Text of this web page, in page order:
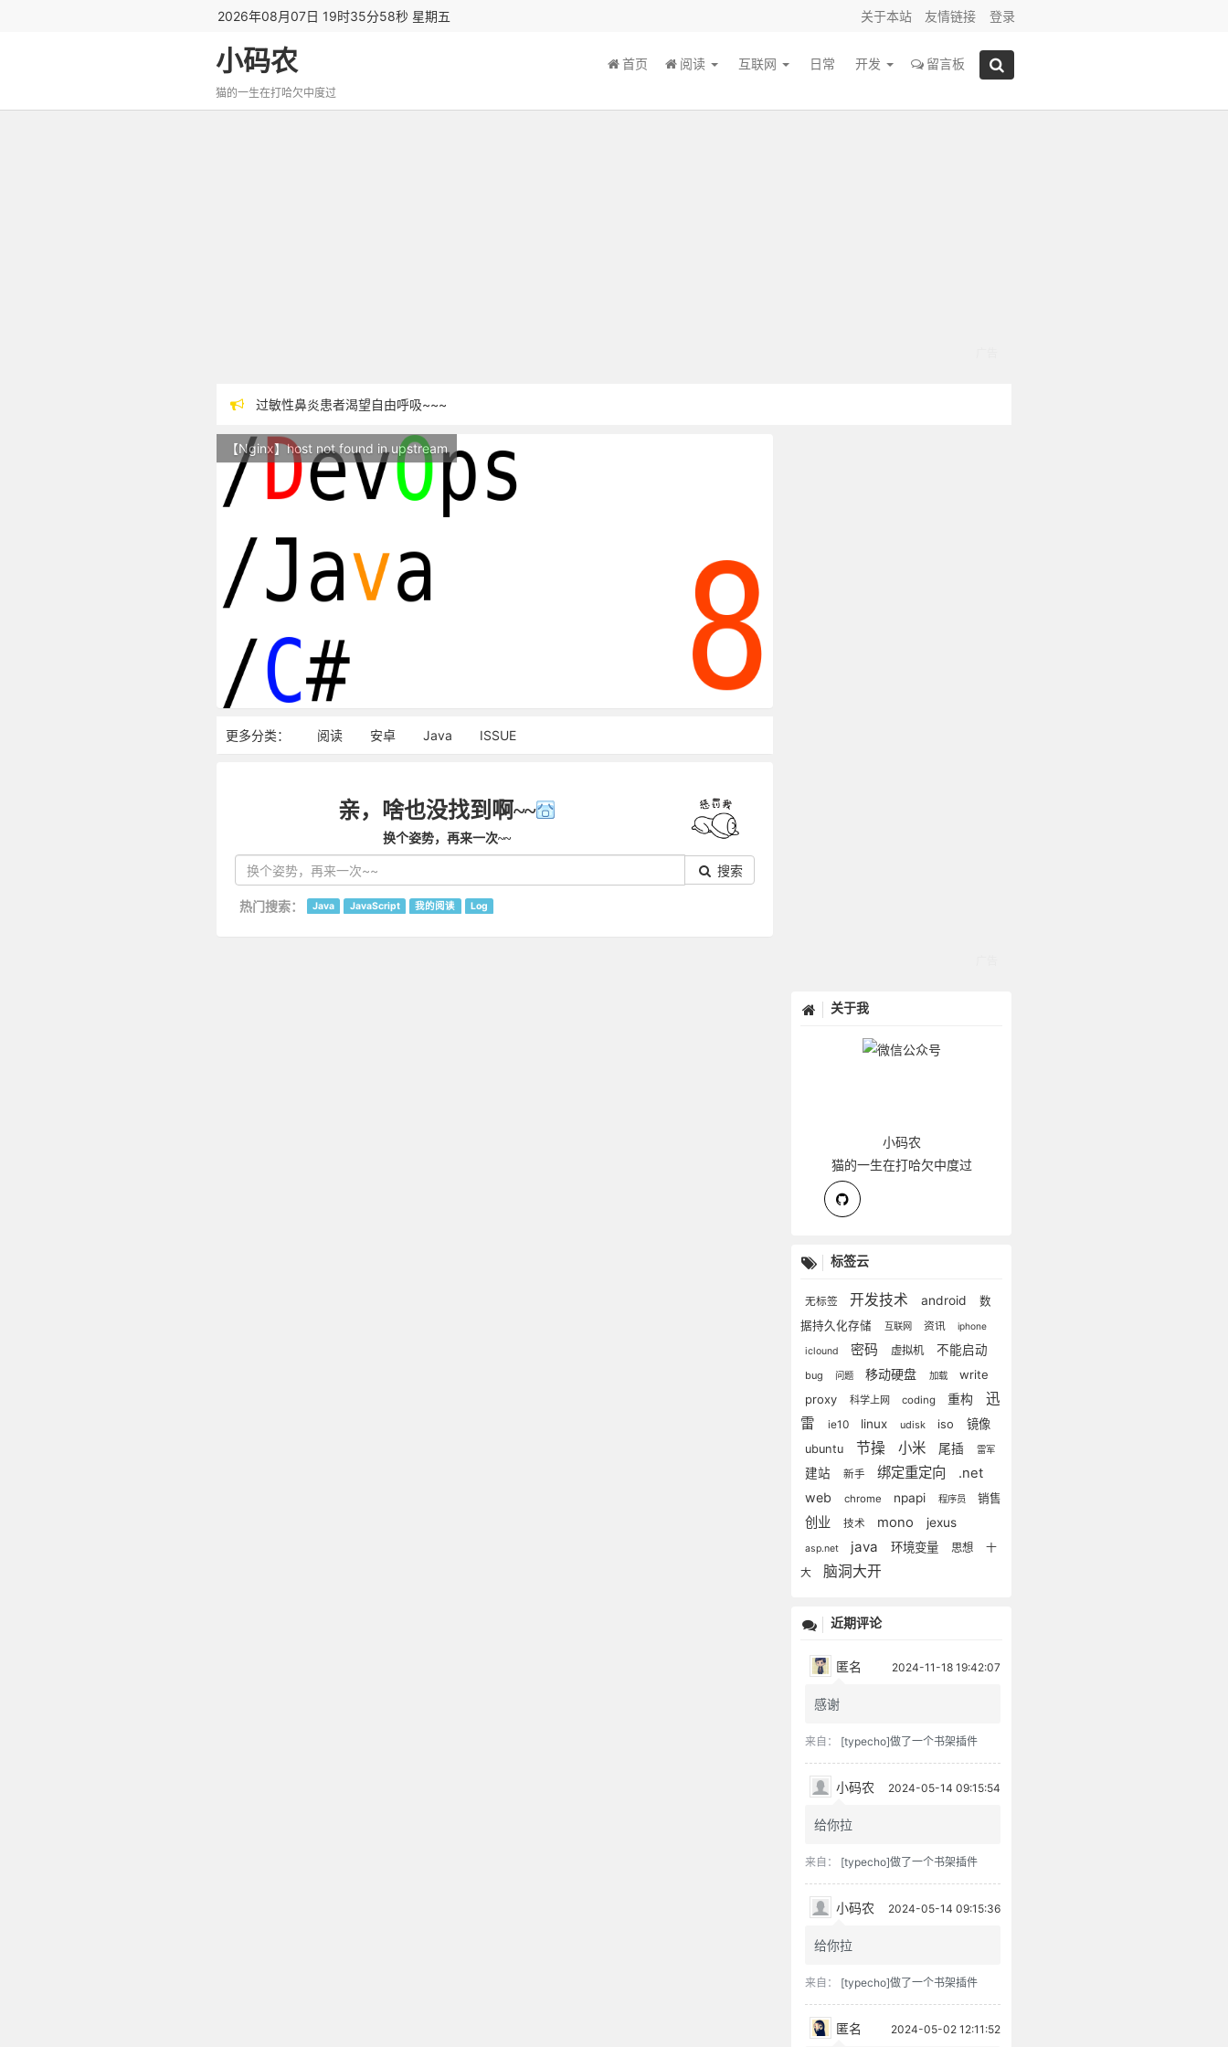
2026年08月07日 19时35分59秒 星期五 关于本站 友情链接 登录
小码农
猫的一生在打哈欠中度过
首页 阅读 互联网 日常 开发 留言板
过敏性鼻炎患者渴望自由呼吸~~~
站点随时调整中，如果不能访问，请稍等片刻
反对日本核废水排海
【Nginx】host not found in upstream
更多分类： 阅读 安卓 Java ISSUE
亲，啥也没找到啊~~
换个姿势，再来一次~~
搜索
热门搜索： Java JavaScript 我的阅读 Log
关于我
小码农
猫的一生在打哈欠中度过
标签云
无标签 开发技术 android
数
据持久化存储
互联网 资讯 iphone
iclound 密码 虚拟机 不能启动
bug 问题 移动硬盘 加载
write
proxy
科学上网 coding 重构
迅
雷
ie10 linux udisk iso 镜像
ubuntu 节操 小米 尾插 雷军
建站 新手 绑定重定向 .net
web chrome npapi 程序员 销售
创业 技术 mono jexus
asp.net java 环境变量 思想
十
大
脑洞大开
近期评论
匿名 2024-11-18 19:42:07
感谢
来自： [typecho]做了一个书架插件
小码农 2024-05-14 09:15:54
给你拉
来自： [typecho]做了一个书架插件
小码农 2024-05-14 09:15:36
给你拉
来自： [typecho]做了一个书架插件
匿名 2024-05-02 12:11:52